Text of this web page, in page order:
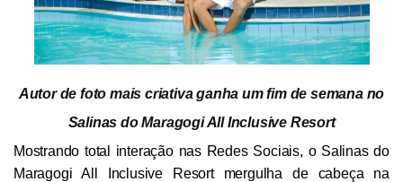
Autor de foto mais criativa ganha um fim de semana no
Salinas do Maragogi All Inclusive Resort
Mostrando total interação nas Redes Sociais, o Salinas do
Maragogi All Inclusive Resort mergulha de cabeça na